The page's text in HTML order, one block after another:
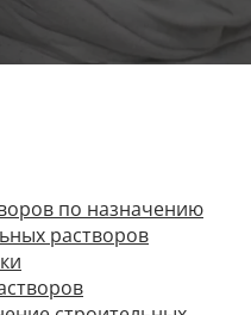
по назначению
растворов